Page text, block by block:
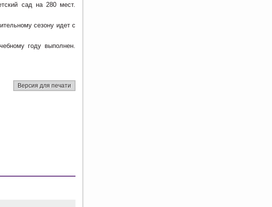
сад на 280 мест.
сезону идет с
году выполнен.
Версия для печати